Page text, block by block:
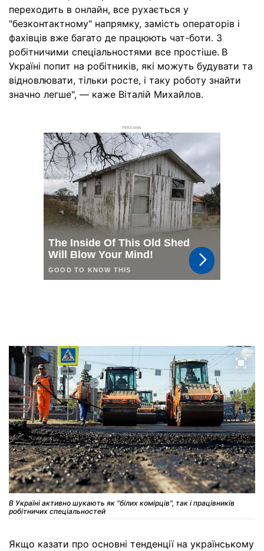
переходить в онлайн, все рухається у
"безконтактному" напрямку, замість операторів і
фахівців вже багато де працюють чат-боти. З
робітничими спеціальностями все простіше. В
Україні попит на робітників, які можуть будувати та
відновлювати, тільки росте, і таку роботу знайти
значно легше", — каже Віталій Михайлов.
РЕКЛАМА
В Україні активно шукають як "білих комірців", так і працівників
робітничих спеціальностей
Якщо казати про основні тенденції на українському